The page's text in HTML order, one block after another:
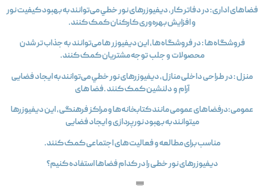
اداری: در دفاتر کار، ديفيوزرهای نور خطي می‌توانند به بهبود کیفیت نور
و افزایش بهره‌وری کارکنان کمک کنند.
فروشگاه‌ها : در فروشگاه‌ها، این ديفيوزر ها می‌توانند به جذاب‌ تر شدن
محصولات و جلب توجه مشتریان کمک کنند.
منزل : در طراحی داخلی منازل، ديفيوزرهای نور خطي می‌توانند به ایجاد فضایی
آرام و دلنشین کمک کنند .فضا های
عمومی:درفضاهای عمومی مانند کتابخانه‌ها و مراکز فرهنگی، این ديفيوزرها
میتوانند به بهبود نورپردازی و ایجاد فضایی
مناسب برای مطالعه و فعالیت‌های اجتماعی کمک کنند.
ديفيوزرهای نور خطی را در کدام فضاها استفاده کنیم؟